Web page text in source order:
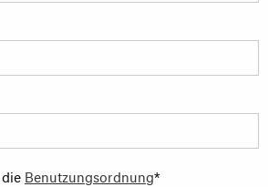
Benutzungsordnung*